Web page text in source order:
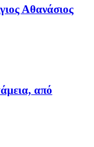
Αθανάσιος
από